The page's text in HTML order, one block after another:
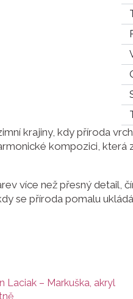
krajiny, kdy příroda
kompozici,
více než přesný detail,
se příroda pomalu